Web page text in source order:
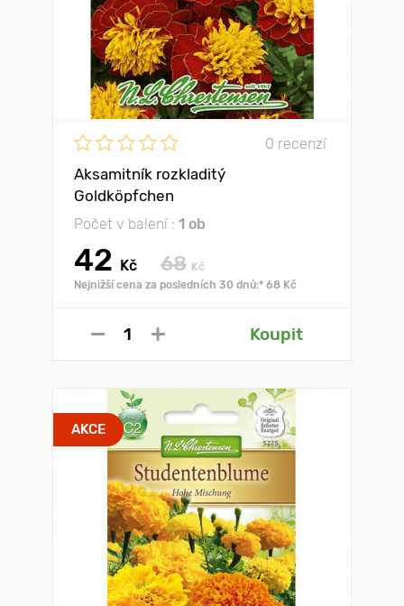
0 recenzí
Aksamitník rozkladitý
Goldköpfchen
Počet v balení : 1 ob
42 Kč 68 Kč
Nejnižší cena za posledních 30 dnů:* 68 Kč
Koupit
AKCE